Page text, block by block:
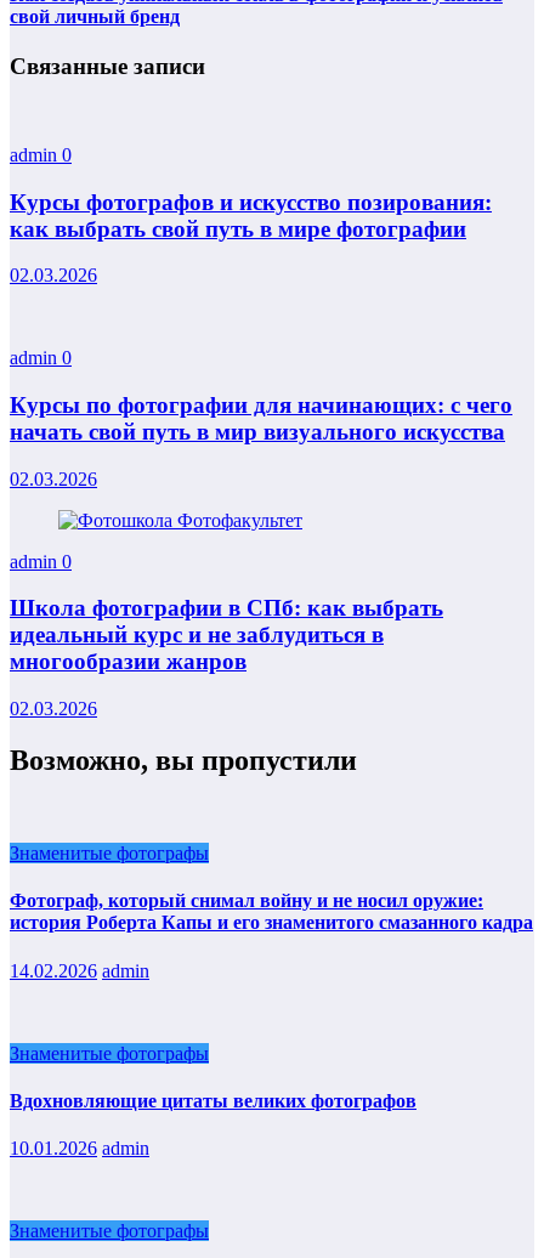
свой личный бренд
Связанные записи
admin 0
Курсы фотографов и искусство позирования:
как выбрать свой путь в мире фотографии
02.03.2026
admin 0
Курсы по фотографии для начинающих: с чего
начать свой путь в мир визуального искусства
02.03.2026
admin 0
Школа фотографии в СПб: как выбрать
идеальный курс и не заблудиться в
многообразии жанров
02.03.2026
Возможно, вы пропустили
Знаменитые фотографы
Фотограф, который снимал войну и не носил оружие:
история Роберта Капы и его знаменитого смазанного кадра
14.02.2026 admin
Знаменитые фотографы
Вдохновляющие цитаты великих фотографов
10.01.2026 admin
Знаменитые фотографы